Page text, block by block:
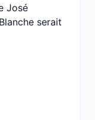
José
serait